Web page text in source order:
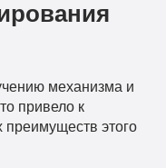
механизма и
привело к
этого